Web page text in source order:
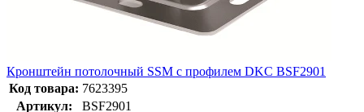
Кронштейн потолочный SSM с профилем DKC BSF2901
Код товара: 7623395
Артикул:
BSF2901